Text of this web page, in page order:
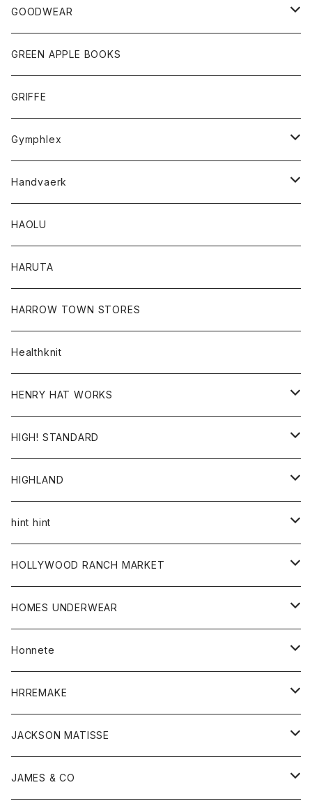
チーフ
シャツ
タンクトップ
ボトム
ショートパンツ
スカート
レディース
スカート
Tシャツ
Tシャツ
グッズ
手袋
GOODWEAR
トップス
Tシャツ
GREEN APPLE BOOKS
GRIFFE
Gymphlex
アウター
カーディガン
コート
トップス
シャツ
スウェット
レディース
カーディガン
コート
ボトム
パンツ
Handvaerk
トップス
Tシャツ
ロンTEE
HAOLU
HARUTA
HARROW TOWN STORES
Healthknit
HENRY HAT WORKS
帽子
HIGH! STANDARD
アウター
ジャケット
トップス
シャツ
カーディガン
ボトム
グッズ
帽子
HIGHLAND
帽子
hint hint
ストール
HOLLYWOOD RANCH MARKET
アウター
カーディガン
コート
アクセサリー
ウォレット
ストール
キッズ
Tシャツ
グッズ
アンダーウェア
トップス
HOMES UNDERWEAR
アウター
カーディガン
コート
キッズ
Tシャツ
ロンパース
グッズ
靴
トップス
Honnete
ブラウス
ワンピース
HRREMAKE
バック
キッズ
JACKSON MATISSE
Tシャツ
JAMES & CO